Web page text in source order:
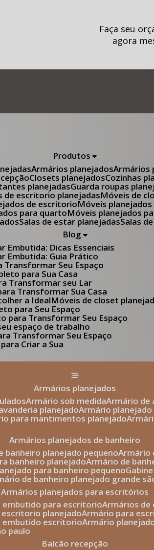
Faça seu
agora
Produtos
Armários planejados
Closets planejados Cozinhas
planejadas Guarda roupas
de escritorio planejadas Móveis de
de escritorio Móveis
para quarto Móveis planejados
Salas de estar planejadas Salas
Blog
Embutida: Dicas Essenciais
Embutida: Guia Prático
Transformar Seu Espaço
para Sua Casa
Transformar seu Lar
Transformar Sua Casa
a Ideal Móveis de closet
para Seu Espaço
para Transformar Seu Espaço
espaço de trabalho
Transformar Seu Espaço
Criar a Sua
armários planejados
armário sob medida armário
planejado armário
para mantimentos planejado
armários planejados de banheiro
banheiro planejado pequeno
banheiro planejado armário de
para banheiro pequeno
de banheiro planejado grande
armários planejados para escritórios
embutido para escritorio armários
escritorio planejado armário para
embutido escritorio armário
paulo
balcão recepção